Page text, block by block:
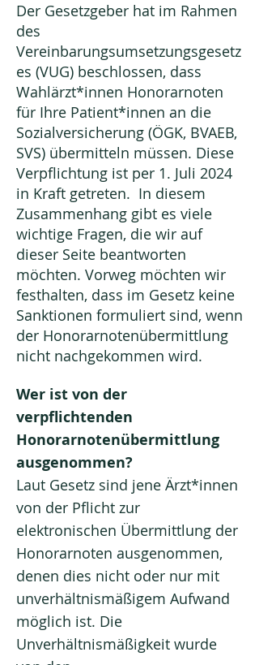
Der Gesetzgeber hat im Rahmen
des
Vereinbarungsumsetzungsgesetz
es (VUG) beschlossen, dass
Wahlärzt*innen Honorarnoten
für Ihre Patient*innen an die
Sozialversicherung (ÖGK, BVAEB,
SVS) übermitteln müssen. Diese
Verpflichtung ist per 1. Juli 2024
in Kraft getreten. In diesem
Zusammenhang gibt es viele
wichtige Fragen, die wir auf
dieser Seite beantworten
möchten. Vorweg möchten wir
festhalten, dass im Gesetz keine
Sanktionen formuliert sind, wenn
der Honorarnotenübermittlung
nicht nachgekommen wird.
Wer ist von der
verpflichtenden
Honorarnotenübermittlung
ausgenommen?
Laut Gesetz sind jene Ärzt*innen
von der Pflicht zur
elektronischen Übermittlung der
Honorarnoten ausgenommen,
denen dies nicht oder nur mit
unverhältnismäßigem Aufwand
möglich ist. Die
Unverhältnismäßigkeit wurde